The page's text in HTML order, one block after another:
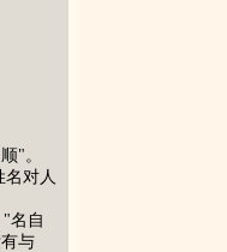
"。
对人
名自
与